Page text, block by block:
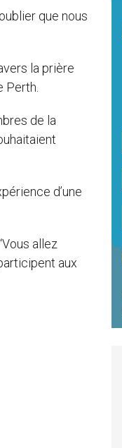
que nous
la prière
Perth.
de la
d’une
allez
aux